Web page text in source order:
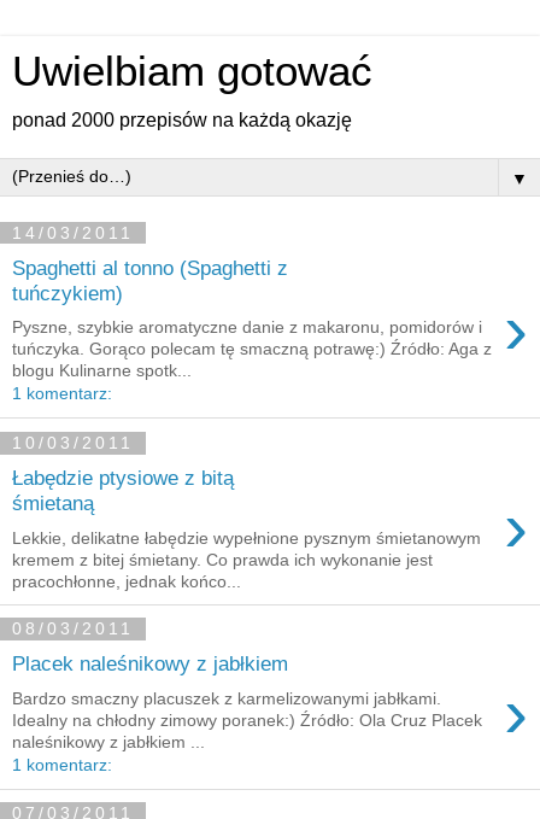
Uwielbiam gotować
ponad 2000 przepisów na każdą okazję
▼
14/03/2011
Spaghetti al tonno (Spaghetti z
tuńczykiem)
›
Pyszne, szybkie aromatyczne danie z makaronu, pomidorów i
tuńczyka. Gorąco polecam tę smaczną potrawę:) Źródło: Aga z
blogu Kulinarne spotk...
1 komentarz:
10/03/2011
Łabędzie ptysiowe z bitą
śmietaną
›
Lekkie, delikatne łabędzie wypełnione pysznym śmietanowym
kremem z bitej śmietany. Co prawda ich wykonanie jest
pracochłonne, jednak końco...
08/03/2011
Placek naleśnikowy z jabłkiem
›
Bardzo smaczny placuszek z karmelizowanymi jabłkami.
Idealny na chłodny zimowy poranek:) Źródło: Ola Cruz Placek
naleśnikowy z jabłkiem ...
1 komentarz:
07/03/2011